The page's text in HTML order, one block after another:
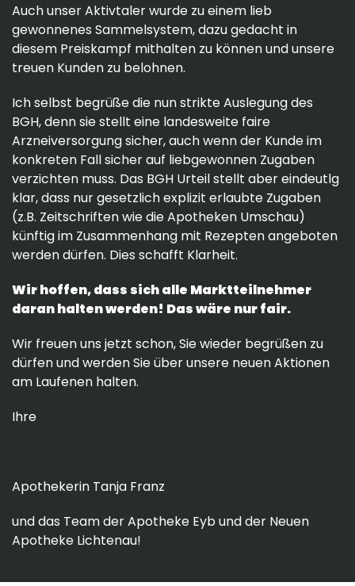
Auch unser Aktivtaler wurde zu einem lieb
gewonnenes Sammelsystem, dazu gedacht in
diesem Preiskampf mithalten zu können und unsere
treuen Kunden zu belohnen.
Ich selbst begrüße die nun strikte Auslegung des
BGH, denn sie stellt eine landesweite faire
Arzneiversorgung sicher, auch wenn der Kunde im
konkreten Fall sicher auf liebgewonnen Zugaben
verzichten muss. Das BGH Urteil stellt aber eindeutlg
klar, dass nur gesetzlich explizit erlaubte Zugaben
(z.B. Zeitschriften wie die Apotheken Umschau)
künftig im Zusammenhang mit Rezepten angeboten
werden dürfen. Dies schafft Klarheit.
Wir hoffen, dass sich alle Marktteilnehmer
daran halten werden! Das wäre nur fair.
Wir freuen uns jetzt schon, Sie wieder begrüßen zu
dürfen und werden Sie über unsere neuen Aktionen
am Laufenen halten.
Ihre
Apothekerin Tanja Franz
und das Team der Apotheke Eyb und der Neuen
Apotheke Lichtenau!